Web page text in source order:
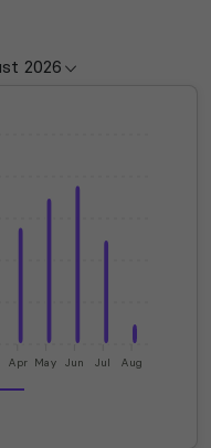
Apr May Jun Jul Aug